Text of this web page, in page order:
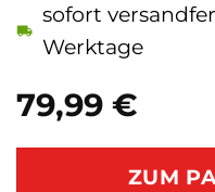
79,99 €
sofort
Werktage
ZUM